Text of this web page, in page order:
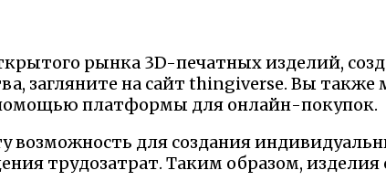
рынка 3D-печатных изделий,
загляните на сайт thingiverse. Вы
платформы для онлайн-покупок.
для создания
трудозатрат. Таким образом,